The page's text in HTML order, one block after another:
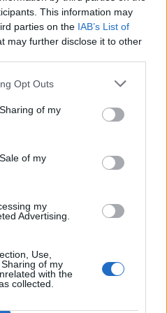
This information may
parties on the IAB’s List of
may further disclose it to other
Opt Outs
of my
of my
my
Advertising.
Use,
of my
with the
collected.
löst folk som tigger
För mig. Det
dessa pride-parader,
Jag kan ju bli
snart dör!